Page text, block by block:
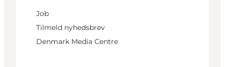
Job
Tilmeld nyhedsbrev
Denmark Media Centre